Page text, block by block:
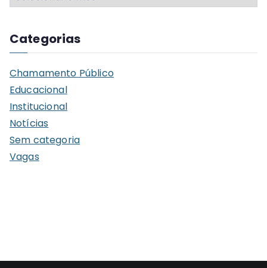
r
u
v
o
s
Categorias
Chamamento Público
Educacional
Institucional
Notícias
Sem categoria
Vagas